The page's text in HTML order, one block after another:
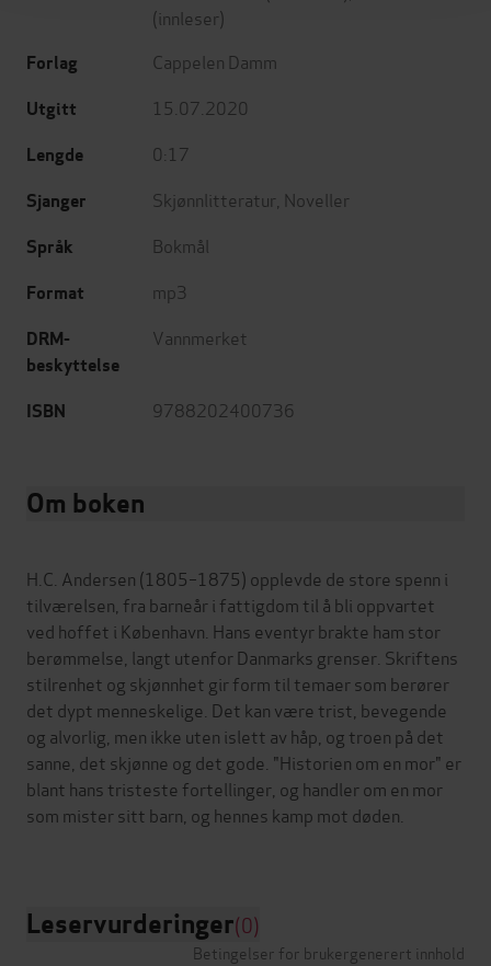
(innleser)
Forlag Cappelen Damm
Utgitt 15.07.2020
Lengde 0:17
Sjanger Skjønnlitteratur Noveller
Språk Bokmål
Format mp3
DRM-
beskyttelse
Vannmerket
ISBN 9788202400736
Om boken
H.C. Andersen (1805–1875) opplevde de store spenn i
tilværelsen, fra barneår i fattigdom til å bli oppvartet
ved hoffet i København. Hans eventyr brakte ham stor
berømmelse, langt utenfor Danmarks grenser. Skriftens
stilrenhet og skjønnhet gir form til temaer som berører
det dypt menneskelige. Det kan være trist, bevegende
og alvorlig, men ikke uten islett av håp, og troen på det
sanne, det skjønne og det gode. "Historien om en mor" er
blant hans tristeste fortellinger, og handler om en mor
som mister sitt barn, og hennes kamp mot døden.
Leservurderinger(0)
Betingelser for brukergenerert innhold